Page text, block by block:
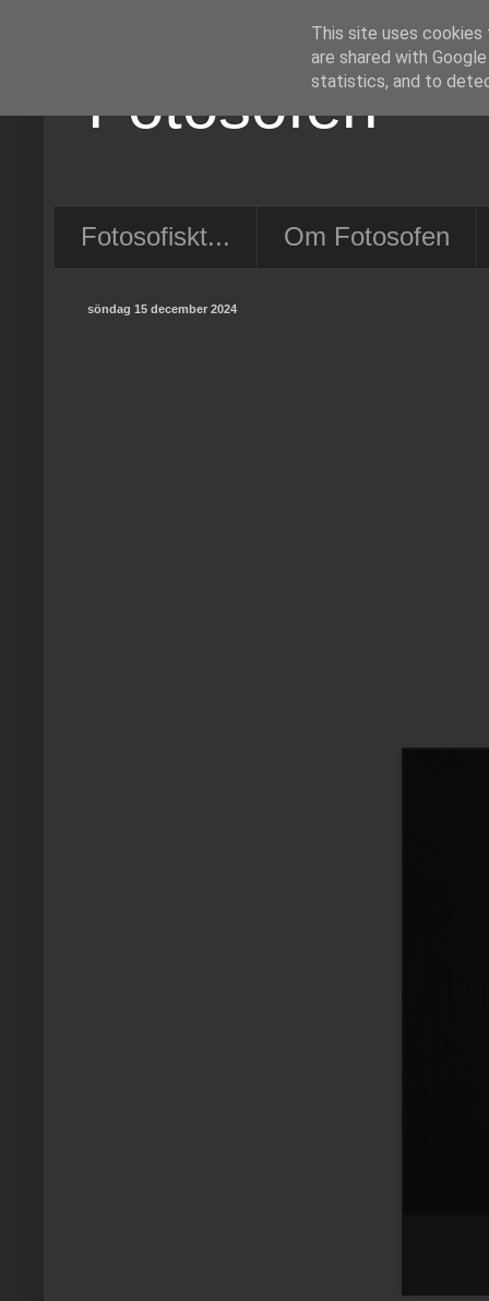
Fotosofen
Fotosofiskt... Om Fotosofen
söndag 15 december 2024
This site uses cookies
are shared with
statistics, and to